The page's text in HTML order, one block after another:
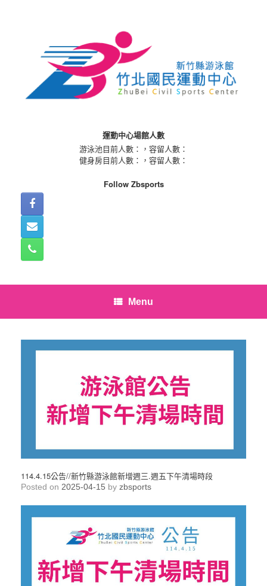
運動中心場館人數
游泳池目前人數：
，容留人數：
健身房目前人數：
，容留人數：
Follow Zbsports
Menu
114.4.15公告//新竹縣游泳館新增週三.週五下午清場時段
Posted on 2025-04-15 by zbsports